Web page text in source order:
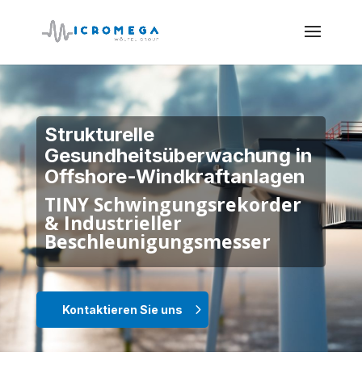
Strukturelle
Gesundheitsüberwachung in
Offshore-Windkraftanlagen
TINY Schwingungsrekorder
& Industrieller
Beschleunigungsmesser
Kontaktieren Sie uns